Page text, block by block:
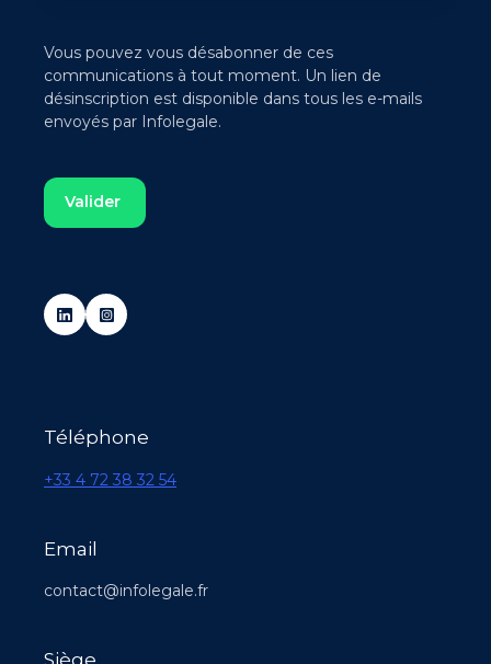
Vous pouvez vous désabonner de ces
communications à tout moment. Un lien de
désinscription est disponible dans tous les e-mails
envoyés par Infolegale.
Téléphone
+33 4 72 38 32 54
Email
contact@infolegale.fr
Siège